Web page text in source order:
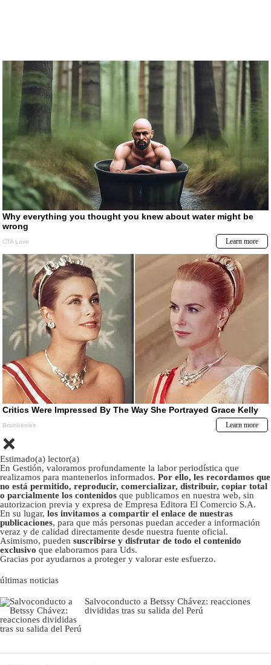
Estimado(a) lector(a)
En Gestión, valoramos profundamente la labor periodística que
realizamos para mantenerlos informados. Por ello, les recordamos que
no está permitido, reproducir, comercializar, distribuir, copiar total
o parcialmente los contenidos que publicamos en nuestra web, sin
autorizacion previa y expresa de Empresa Editora El Comercio S.A.
En su lugar, los invitamos a compartir el enlace de nuestras
publicaciones, para que más personas puedan acceder a información
veraz y de calidad directamente desde nuestra fuente oficial.
Asimismo, pueden suscribirse y disfrutar de todo el contenido
exclusivo que elaboramos para Uds.
Gracias por ayudarnos a proteger y valorar este esfuerzo.
últimas noticias
Salvoconducto a Betssy Chávez: reacciones
divididas tras su salida del Perú